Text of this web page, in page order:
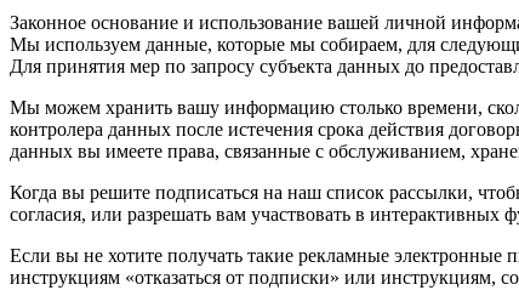
Законное основание и использование вашей личной
Мы используем данные, которые мы собираем, для
Для принятия мер по запросу субъекта данных до
Мы можем хранить вашу информацию столько времени,
контролера данных после истечения срока действия
данных вы имеете права, связанные с обслуживанием,
Когда вы решите подписаться на наш список рассылки,
согласия, или разрешать вам участвовать в интерактивных
Если вы не хотите получать такие рекламные электронные
инструкциям «отказаться от подписки» или